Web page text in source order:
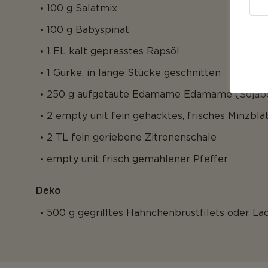
100 g Salatmix
100 g Babyspinat
1 EL kalt gepresstes Rapsöl
1 Gurke, in lange Stücke geschnitten
250 g aufgetaute Edamame Edamame
2 empty unit fein gehacktes, frisches
2 TL fein geriebene Zitronenschale
empty unit frisch gemahlener Pfeffer
Deko
500 g gegrilltes Hähnchenbrustfilets oder